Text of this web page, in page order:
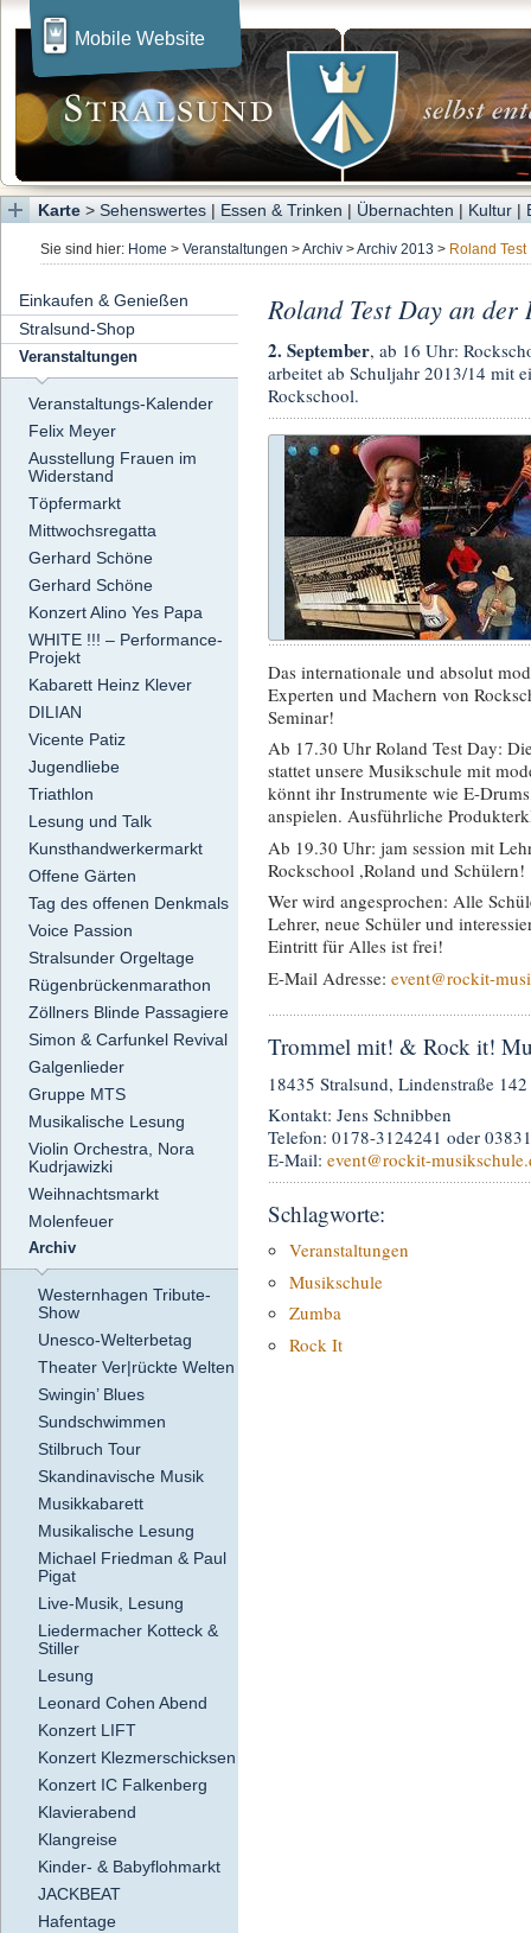
Mobile Website
Karte > Sehenswertes | Essen & Trinken | Übernachten | Kultur |
Sie sind hier: Home > Veranstaltungen >Archiv >Archiv 2013 > Roland Test
Einkaufen & Genießen
Stralsund-Shop
Veranstaltungen
Veranstaltungs-Kalender
Felix Meyer
Ausstellung Frauen im
Widerstand
Töpfermarkt
Mittwochsregatta
Gerhard Schöne
Gerhard Schöne
Konzert Alino Yes Papa
WHITE !!! – Performance-
Projekt
Kabarett Heinz Klever
DILIAN
Vicente Patiz
Jugendliebe
Triathlon
Lesung und Talk
Kunsthandwerkermarkt
Offene Gärten
Tag des offenen Denkmals
Voice Passion
Stralsunder Orgeltage
Rügenbrückenmarathon
Zöllners Blinde Passagiere
Simon & Carfunkel Revival
Galgenlieder
Gruppe MTS
Musikalische Lesung
Violin Orchestra, Nora
Kudrjawizki
Weihnachtsmarkt
Molenfeuer
Archiv
Westernhagen Tribute-
Show
Unesco-Welterbetag
Theater Ver|rückte Welten
Swingin’ Blues
Sundschwimmen
Stilbruch Tour
Skandinavische Musik
Musikkabarett
Musikalische Lesung
Michael Friedman & Paul
Pigat
Live-Musik, Lesung
Liedermacher Kotteck &
Stiller
Lesung
Leonard Cohen Abend
Konzert LIFT
Konzert Klezmerschicksen
Konzert IC Falkenberg
Klavierabend
Klangreise
Kinder- & Babyflohmarkt
JACKBEAT
Hafentage
Roland Test Day an der
2. September, ab 16 Uhr:
arbeitet ab Schuljahr 2013/14 mit
Rockschool.
Das internationale und absolut
Experten und Machern von
Seminar!
Ab 17.30 Uhr Roland Test Day:
stattet unsere Musikschule mit
könnt ihr Instrumente wie E-
anspielen. Ausführliche
Ab 19.30 Uhr: jam session mit
Rockschool ,Roland und Schülern!
Wer wird angesprochen: Alle
Lehrer, neue Schüler und
Eintritt für Alles ist frei!
E-Mail Adresse: event@rockit-
Trommel mit! & Rock it!
18435 Stralsund, Lindenstraße 142
Kontakt: Jens Schnibben
Telefon: 0178-3124241 oder
E-Mail: event@rockit-
Schlagworte:
Veranstaltungen
Musikschule
Zumba
Rock It